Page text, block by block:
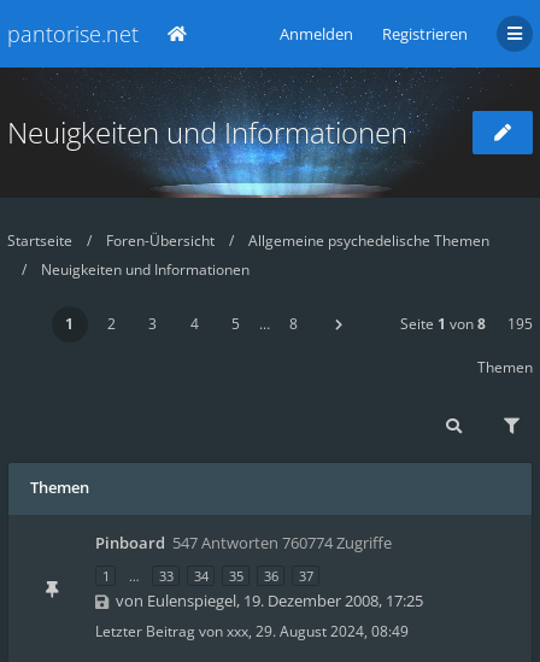
pantorise.net Anmelden Registrieren
Neuigkeiten und Informationen
Startseite Foren-Übersicht
Allgemeine psychedelische Themen
Neuigkeiten und Informationen
1 2 3 4 5 … 8 Seite 1 von8 195
Themen
Themen
Pinboard 547 Antworten 760774 Zugriffe
1 … 33 34 35 36 37
von Eulenspiegel, 19. Dezember 2008, 17:25
Letzter Beitrag vonxxx, 29. August 2024, 08:49